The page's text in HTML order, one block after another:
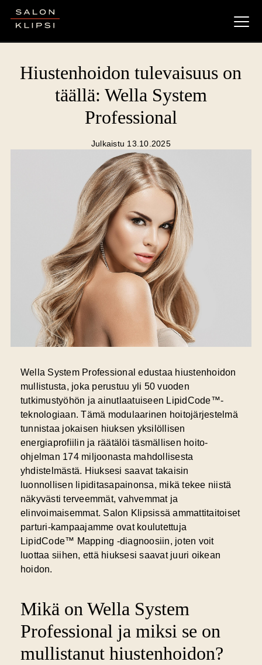
Salon Klipsi
Hiustenhoidon tulevaisuus on
täällä: Wella System
Professional
Julkaistu 13.10.2025
Wella System Professional edustaa hiustenhoidon
mullistusta, joka perustuu yli 50 vuoden
tutkimustyöhön ja ainutlaatuiseen LipidCode™-
teknologiaan. Tämä modulaarinen hoitojärjestelmä
tunnistaa jokaisen hiuksen yksilöllisen
energiaprofiilin ja räätälöi täsmällisen hoito-
ohjelman 174 miljoonasta mahdollisesta
yhdistelmästä. Hiuksesi saavat takaisin
luonnollisen lipiditasapainonsa, mikä tekee niistä
näkyvästi terveemmät, vahvemmat ja
elinvoimaisemmat. Salon Klipsissä ammattitaitoiset
parturi-kampaajamme ovat koulutettuja
LipidCode™ Mapping -diagnoosiin, joten voit
luottaa siihen, että hiuksesi saavat juuri oikean
hoidon.
Mikä on Wella System
Professional ja miksi se on
mullistanut hiustenhoidon?